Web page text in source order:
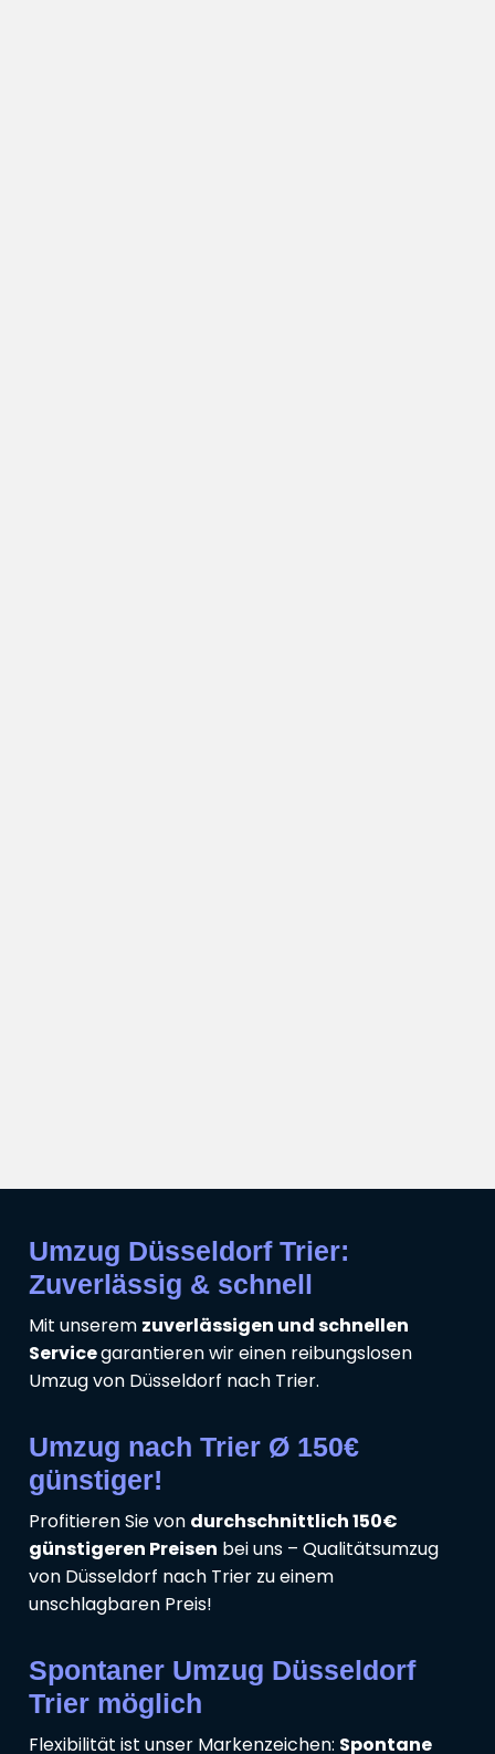
Umzug Düsseldorf Trier:
Zuverlässig & schnell
Mit unserem zuverlässigen und schnellen
Servicegarantieren wir einen reibungslosen
Umzug von Düsseldorf nach Trier.
Umzug nach Trier Ø 150€
günstiger!
Profitieren Sie von durchschnittlich 150€
günstigeren Preisen bei uns – Qualitätsumzug
von Düsseldorf nach Trier zu einem
unschlagbaren Preis!
Spontaner Umzug Düsseldorf
Trier möglich
Flexibilität ist unser Markenzeichen: Spontane